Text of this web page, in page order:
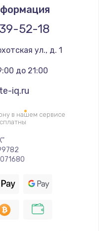
питания
зарядки
52-18
ул., д. 1
до 21:00
iq.ru
в нашем сервисе